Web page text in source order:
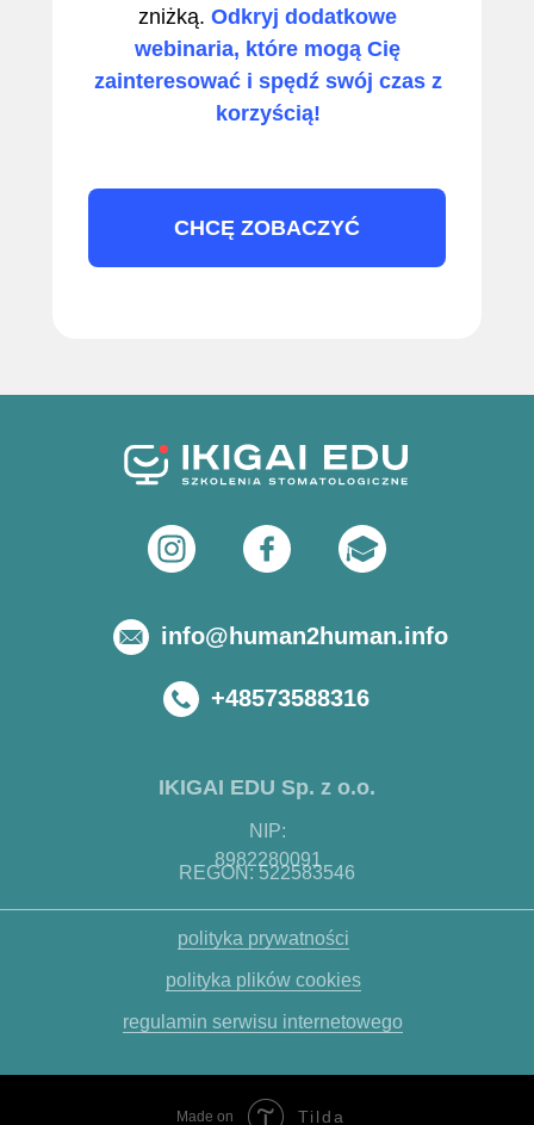
zniżką. Odkryj dodatkowe
webinaria, które mogą Cię
zainteresować i spędź swój czas z
korzyścią!
CHCĘ ZOBACZYĆ
info@human2human.info
NIP:
8982280091
+48573588316
REGON: 522583546
polityka prywatności
polityka plików cookies
regulamin serwisu internetowego
IKIGAI EDU Sp. z o.o.
Made on Tilda